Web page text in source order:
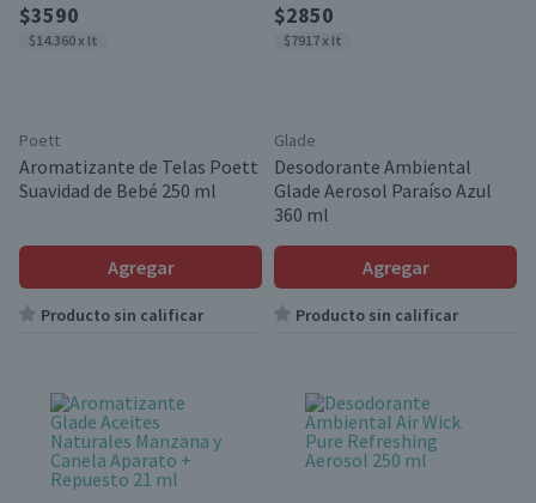
$3590
$14.360 x lt
Poett
Aromatizante de Telas Poett
Suavidad de Bebé 250 ml
Agregar
Producto sin calificar
$2850
$7917 x lt
Glade
Desodorante Ambiental
Glade Aerosol Paraíso Azul
360 ml
Agregar
Producto sin calificar